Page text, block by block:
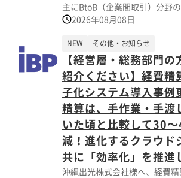
マジェスタフレグランスでは、
企業様を対象に無料お試し設置
す。
香りによる空間演出にご興味が
ら、ぜひお気軽にお問合せく
主にBtoB（企業間取引）分野
グや販売促進、集客に関連した
グサービスを提供している株
ティングは「自身の主張を正当
者に「代弁」させる！？『イタ
ジを2026年08月06日（木）に
第三者や故人、フィクションの
意思を、自身の主張や主観的な
「代弁」して正当化しようと
（イタコ芸）』。そもそも「イ
な存在なのか、『イタコ論法』
ースなどについて解説してい
2026年08月08日
【経営層・総務部門
紹介ください】経費精
子化システム導入事例
精算は、手作業・手渡
いた頃と比較して30
減！進化するクラウド
共に「効率化」を推進
NEW その他・お知らせ
沖縄出光株式会社様へ、経費